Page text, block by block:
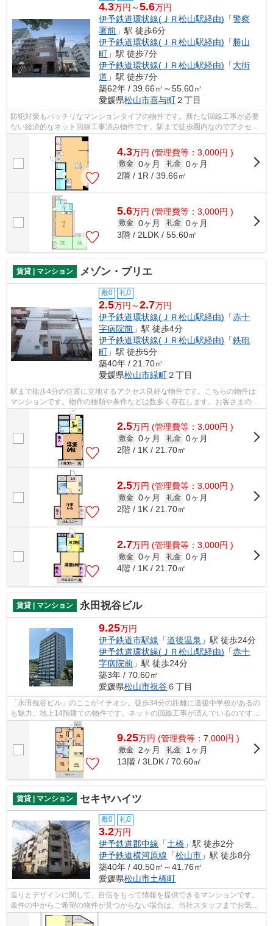
4.3万円～5.6万円
伊予鉄道環状線(ＪＲ松山駅経由) 「警察
署前 」駅 徒歩6分
伊予鉄道環状線(ＪＲ松山駅経由) 「 勝山
町 」駅 徒歩7分
伊予鉄道環状線(ＪＲ松山駅経由) 「大街
道 」駅 徒歩7分
築62年 / 39.66㎡～55.60㎡
愛媛県松山市喜与町２丁目
防犯対策もバッチリなマンションタイプの物件です。新たな回線工事が必要
ない経済的なネット回線工事済み物件です。駅まで徒歩圏内なのでアクセス
の良い物件です。こちらでは伊予鉄道...
4.3万円 (管理費等：3,000円 )
敷金 0ヶ月 礼金 0ヶ月
2階 / 1R / 39.66㎡
5.6万円 (管理費等：3,000円 )
敷金 0ヶ月 礼金 0ヶ月
3階 / 2LDK / 55.60㎡
賃貸 | マンション メゾン・プリエ
敷0 礼0
2.5万円～2.7万円
伊予鉄道環状線(ＪＲ松山駅経由) 「赤十
字病院前 」駅 徒歩4分
伊予鉄道環状線(ＪＲ松山駅経由) 「鉄砲
町 」駅 徒歩5分
築40年 / 21.70㎡
愛媛県松山市緑町２丁目
駅まで徒歩4分の位置に立地するアクセス良好な物件です。こちらの物件は
マンションです。物件の種類や条件などは数多く存在します。お客さまのご
希望により近い物件をご紹介していきま...
2.5万円 (管理費等：3,000円 )
敷金 0ヶ月 礼金 0ヶ月
2階 / 1K / 21.70㎡
2.5万円 (管理費等：3,000円 )
敷金 0ヶ月 礼金 0ヶ月
2階 / 1K / 21.70㎡
2.7万円 (管理費等：3,000円 )
敷金 0ヶ月 礼金 0ヶ月
4階 / 1K / 21.70㎡
賃貸 | マンション 永田祝谷ビル
9.25万円
伊予鉄道市駅線 「道後温泉 」駅 徒歩24分
伊予鉄道環状線(ＪＲ松山駅経由) 「赤十
字病院前 」駅 徒歩24分
築3年 / 70.60㎡
愛媛県松山市祝谷６丁目
「永田祝谷ビル」のここがイチオシ。徒歩34分の距離に道後中学校があるの
も魅力。地上14階建ての物件です。ネットの回線工事が済んでいるのですぐ
にパソコンが使えます。松山市エリア...
9.25万円 (管理費等：7,000円 )
敷金 2ヶ月 礼金
1ヶ月
13階 / 3LDK / 70.60㎡
賃貸 | マンション セキヤハイツ
敷0 礼0
3.2万円
伊予鉄道郡中線 「土橋 」駅 徒歩2分
伊予鉄道横河原線 「松山市 」駅 徒歩8分
築40年 / 40.50㎡～41.76㎡
愛媛県松山市土橋町
造りとデザインに関して、自信をもって情報を提供できるマンションです。
条件の中からご希望の物件が見つからない場合は、当社スタッフまでお気軽
にお尋ねください。お客様のご希望の...